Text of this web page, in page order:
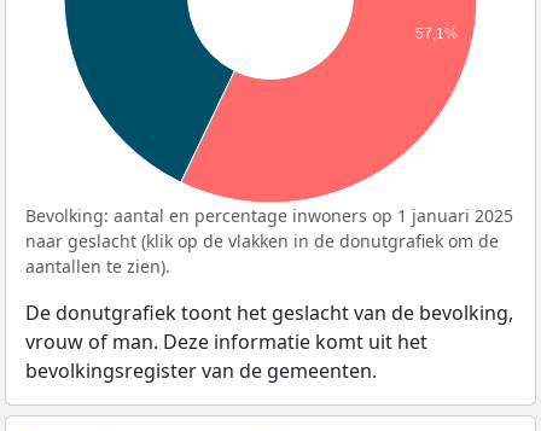
57,1%
Bevolking: aantal en percentage inwoners op 1 januari 2025
naar geslacht (klik op de vlakken in de donutgrafiek om de
aantallen te zien).
De donutgrafiek toont het geslacht van de bevolking,
vrouw of man. Deze informatie komt uit het
bevolkingsregister van de gemeenten.